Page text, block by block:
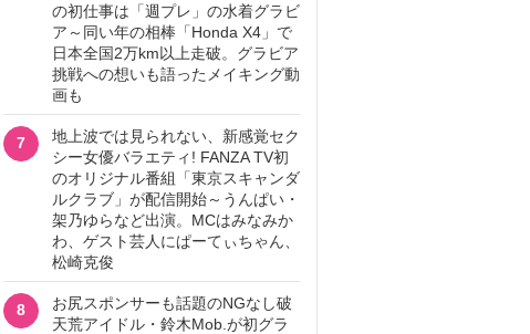
の初仕事は「週プレ」の水着グラビ
ア～同い年の相棒「Honda X4」で
日本全国2万km以上走破。グラビア
挑戦への想いも語ったメイキング動
画も
7
地上波では見られない、新感覚セク
シー女優バラエティ! FANZA TV初
のオリジナル番組「東京スキャンダ
ルクラブ」が配信開始～うんぱい・
架乃ゆらなど出演。MCはみなみか
わ、ゲスト芸人にぱーてぃちゃん、
松崎克俊
8
お尻スポンサーも話題のNGなし破
天荒アイドル・鈴木Mob.が初グラ